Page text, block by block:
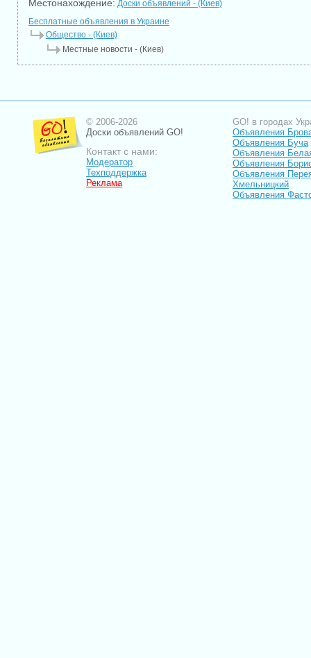
Местонахождение: Доски объявлений - (Киев)
Бесплатные объявления в Украине
Общество - (Киев)
Местные новости - (Киев)
© 2006-2026
Доски объявлений GO!
Контакт с нами:
Модератор
Техподдержка
Реклама
GO! в городах
Объявления
Объявления Буча
Объявления
Объявления
Объявления
Хмельницкий
Объявления